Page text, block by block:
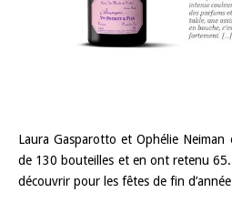
Laura Gasparotto et Ophélie Neiman
de 130 bouteilles et en ont retenu
découvrir pour les fêtes de fin